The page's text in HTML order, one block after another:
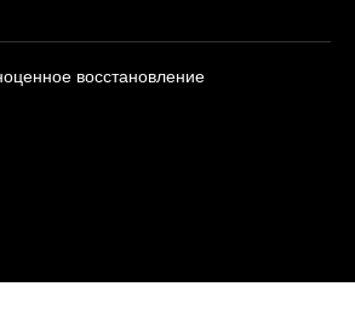
восстановление